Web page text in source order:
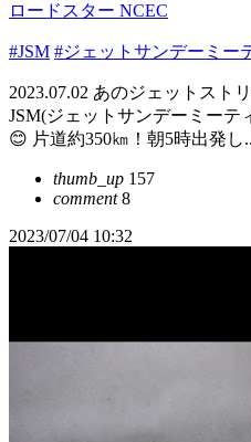
ロードスター NCEC
#JSM #ジェットサンデーミー
2023.07.02 あのジェットスト
JSM(ジェットサンデーミーテ
😊 片道約350㎞！朝5時出発し
thumb_up 157
comment8
2023/07/04 10:32